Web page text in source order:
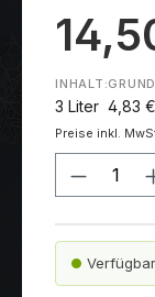
INHALT:
3 Liter 4,83
Preise inkl.